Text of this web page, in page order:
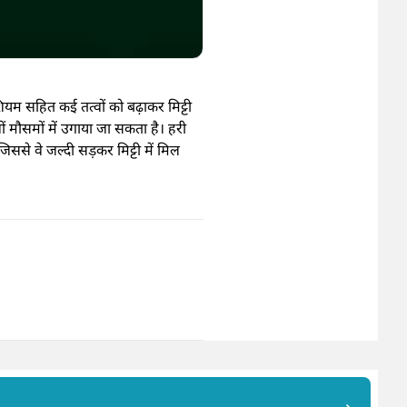
सहित कई तत्वों को बढ़ाकर मिट्टी
में उगाया जा सकता है। हरी
वे जल्दी सड़कर मिट्टी में मिल